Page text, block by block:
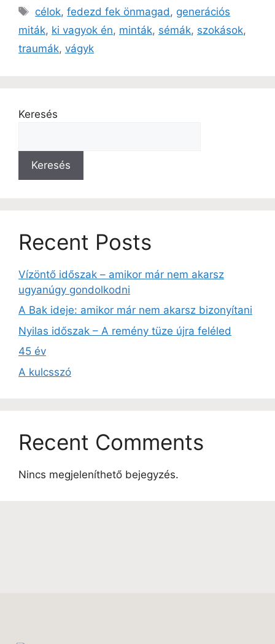
célok,fedezd fek önmagad , generációs
miták, ki vagyok én, minták, sémák, szokások,
traumák, vágyk
Keresés
Keresés
Recent Posts
Vízöntő időszak – amikor már nem akarsz
ugyanúgy gondolkodni
A Bak ideje: amikor már nem akarsz bizonyítani
Nyilas időszak – A remény tüze újra feléled
45 év
A kulcsszó
Recent Comments
Nincs megjeleníthető bejegyzés.